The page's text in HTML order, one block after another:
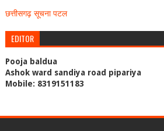
छत्तीसगढ़ सूचना पटल
EDITOR
Pooja baldua
Ashok ward sandiya road pipariya
Mobile: 8319151183